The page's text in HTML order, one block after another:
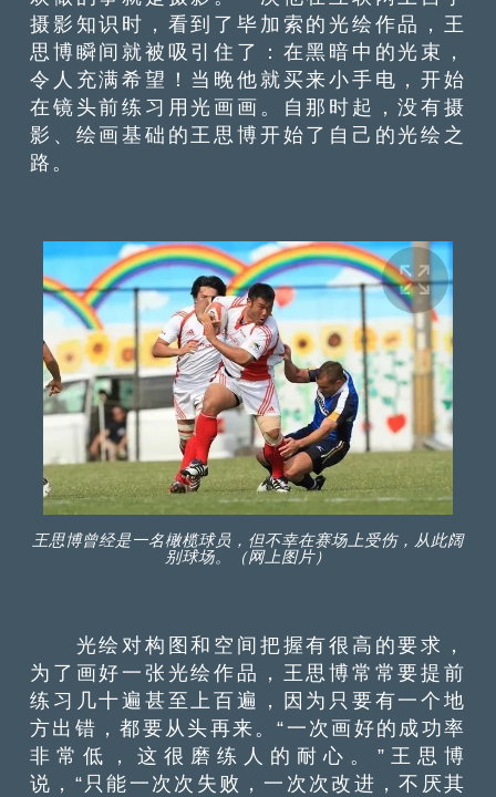
摄影知识时，看到了毕加索的光绘作品，王
思博瞬间就被吸引住了：在黑暗中的光束，
令人充满希望！当晚他就买来小手电，开始
在镜头前练习用光画画。自那时起，没有摄
影、绘画基础的王思博开始了自己的光绘之
路。
王思博曾经是一名橄榄球员，但不幸在赛场上受伤，从此阔
别球场。（网上图片）
光绘对构图和空间把握有很高的要求，
为了画好一张光绘作品，王思博常常要提前
练习几十遍甚至上百遍，因为只要有一个地
方出错，都要从头再来。“一次画好的成功率
非常低，这很磨练人的耐心。”王思博
说，“只能一次次失败，一次次改进，不厌其